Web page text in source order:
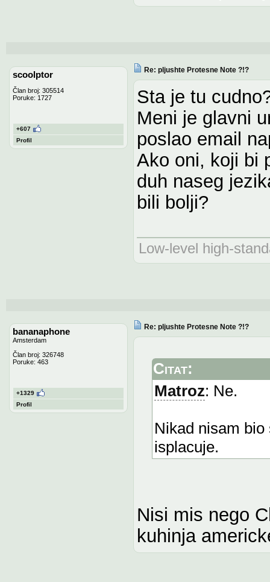
scoolptor
Član broj: 305514
Poruke: 1727
+607
Profil
Re: pljushte Protesne Note ?!?
Sta je tu
Meni je glavni
poslao email
Ako oni, koji bi
duh naseg
bili bolji?
Low-level high-
bananaphone
Amsterdam
Član broj: 326748
Poruke: 463
+1329
Profil
Re: pljushte Protesne Note ?!?
Citat:
Matroz: Ne.
Nikad nisam
isplacuje.
Nisi mis nego
kuhinja